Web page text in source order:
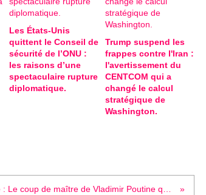
Les États-Unis
quittent le Conseil de
sécurité de l’ONU :
les raisons d’une
spectaculaire rupture
diplomatique.
Trump suspend les
frappes contre l'Iran :
l'avertissement du
CENTCOM qui a
changé le calcul
stratégique de
Washington.